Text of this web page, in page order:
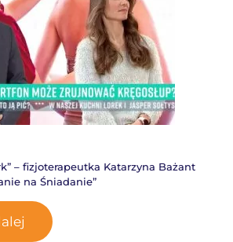
– fizjoterapeutka Katarzyna Bażant
na Śniadanie”